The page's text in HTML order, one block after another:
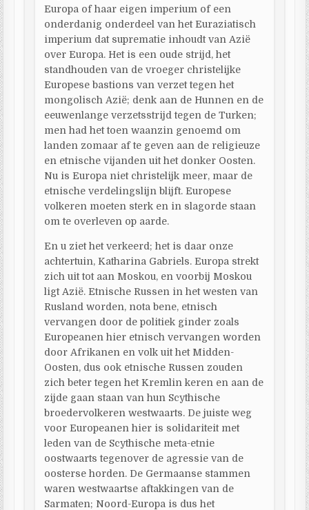
Europa of haar eigen imperium of een
onderdanig onderdeel van het Euraziatisch
imperium dat suprematie inhoudt van Azië
over Europa. Het is een oude strijd, het
standhouden van de vroeger christelijke
Europese bastions van verzet tegen het
mongolisch Azië; denk aan de Hunnen en de
eeuwenlange verzetsstrijd tegen de Turken;
men had het toen waanzin genoemd om
landen zomaar af te geven aan de religieuze
en etnische vijanden uit het donker Oosten.
Nu is Europa niet christelijk meer, maar de
etnische verdelingslijn blijft. Europese
volkeren moeten sterk en in slagorde staan
om te overleven op aarde.
En u ziet het verkeerd; het is daar onze
achtertuin, Katharina Gabriels. Europa strekt
zich uit tot aan Moskou, en voorbij Moskou
ligt Azië. Etnische Russen in het westen van
Rusland worden, nota bene, etnisch
vervangen door de politiek ginder zoals
Europeanen hier etnisch vervangen worden
door Afrikanen en volk uit het Midden-
Oosten, dus ook etnische Russen zouden
zich beter tegen het Kremlin keren en aan de
zijde gaan staan van hun Scythische
broedervolkeren westwaarts. De juiste weg
voor Europeanen hier is solidariteit met
leden van de Scythische meta-etnie
oostwaarts tegenover de agressie van de
oosterse horden. De Germaanse stammen
waren westwaartse aftakkingen van de
Sarmaten; Noord-Europa is dus het